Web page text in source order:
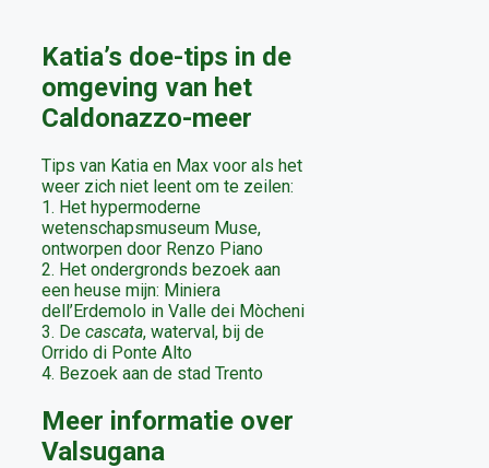
Katia’s doe-tips in de
omgeving van het
Caldonazzo-meer
Tips van Katia en Max voor als het
weer zich niet leent om te zeilen:
1. Het hypermoderne
wetenschapsmuseum Muse,
ontworpen door Renzo Piano
2. Het ondergronds bezoek aan
een heuse mijn: Miniera
dell’Erdemolo in Valle dei Mòcheni
3. De cascata, waterval, bij de
Orrido di Ponte Alto
4. Bezoek aan de stad Trento
Meer informatie over
Valsugana